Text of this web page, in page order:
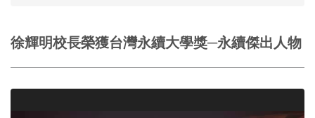
環境保護組
徐輝明校長榮獲台灣永續大學獎─永續傑出人物